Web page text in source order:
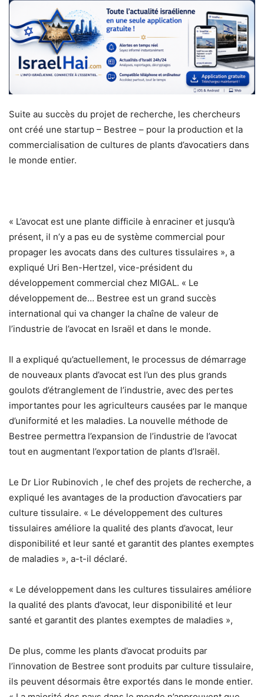
Suite au succès du projet de recherche, les chercheurs
ont créé une startup – Bestree – pour la production et la
commercialisation de cultures de plants d’avocatiers dans
le monde entier.
« L’avocat est une plante difficile à enraciner et jusqu’à
présent, il n’y a pas eu de système commercial pour
propager les avocats dans des cultures tissulaires », a
expliqué Uri Ben-Hertzel, vice-président du
développement commercial chez MIGAL. « Le
développement de… Bestree est un grand succès
international qui va changer la chaîne de valeur de
l’industrie de l’avocat en Israël et dans le monde.
Il a expliqué qu’actuellement, le processus de démarrage
de nouveaux plants d’avocat est l’un des plus grands
goulots d’étranglement de l’industrie, avec des pertes
importantes pour les agriculteurs causées par le manque
d’uniformité et les maladies. La nouvelle méthode de
Bestree permettra l’expansion de l’industrie de l’avocat
tout en augmentant l’exportation de plants d’Israël.
Le Dr Lior Rubinovich , le chef des projets de recherche, a
expliqué les avantages de la production d’avocatiers par
culture tissulaire. « Le développement des cultures
tissulaires améliore la qualité des plants d’avocat, leur
disponibilité et leur santé et garantit des plantes exemptes
de maladies », a-t-il déclaré.
« Le développement dans les cultures tissulaires améliore
la qualité des plants d’avocat, leur disponibilité et leur
santé et garantit des plantes exemptes de maladies »,
De plus, comme les plants d’avocat produits par
l’innovation de Bestree sont produits par culture tissulaire,
ils peuvent désormais être exportés dans le monde entier.